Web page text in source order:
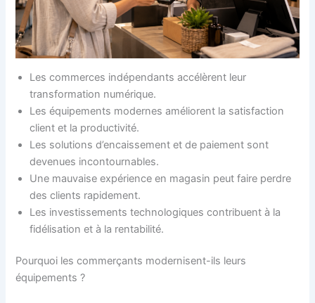
Les commerces indépendants accélèrent leur
transformation numérique.
Les équipements modernes améliorent la satisfaction
client et la productivité.
Les solutions d’encaissement et de paiement sont
devenues incontournables.
Une mauvaise expérience en magasin peut faire perdre
des clients rapidement.
Les investissements technologiques contribuent à la
fidélisation et à la rentabilité.
Pourquoi les commerçants modernisent-ils leurs
équipements ?